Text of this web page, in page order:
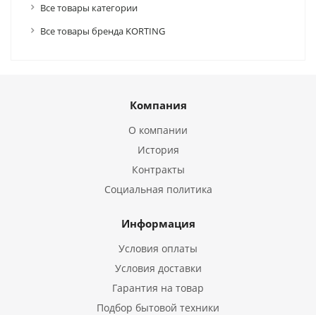
Все товары категории
Все товары бренда KORTING
Компания
О компании
История
Контракты
Социальная политика
Информация
Условия оплаты
Условия доставки
Гарантия на товар
Подбор бытовой техники